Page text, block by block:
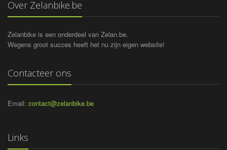
Over Zelanbike.be
Zelanbike is een onderdeel van Zelan.be.
Wegens groot succes heeft het nu zijn eigen website!
Contacteer ons
Email: contact@zelanbike.be
Links